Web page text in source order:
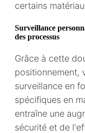
certains
Surveillance
des processus
Grâce à cette
positionnement,
surveillance en
spécifiques en
entraîne une
sécurité et de